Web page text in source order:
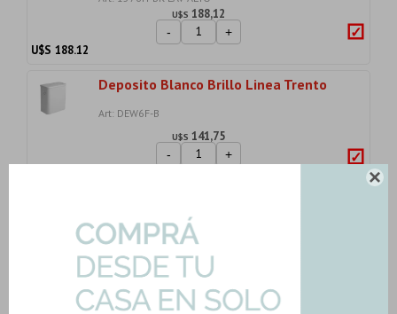

U$S 188,12
- +
U$S 188.12
Deposito Blanco Brillo Linea Trento
Art: DEW6F-B
U$S 141,75
- +
Brillo
Art: BEL1J-B
212,55
- +
212.55